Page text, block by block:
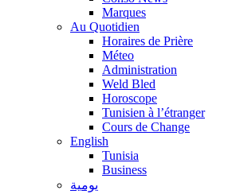
Marques
Au Quotidien
Horaires de Prière
Méteo
Administration
Weld Bled
Horoscope
Tunisien à l’étranger
Cours de Change
English
Tunisia
Business
يومية